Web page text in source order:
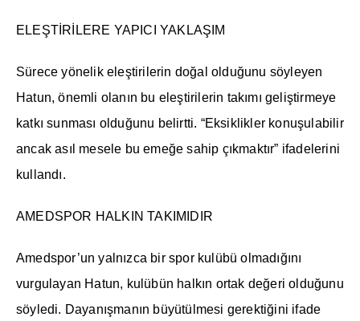
ELEŞTİRİLERE YAPICI YAKLAŞIM
Sürece yönelik eleştirilerin doğal olduğunu söyleyen
Hatun, önemli olanın bu eleştirilerin takımı geliştirmeye
katkı sunması olduğunu belirtti. “Eksiklikler konuşulabilir
ancak asıl mesele bu emeğe sahip çıkmaktır” ifadelerini
kullandı.
AMEDSPOR HALKIN TAKIMIDIR
Amedspor’un yalnızca bir spor kulübü olmadığını
vurgulayan Hatun, kulübün halkın ortak değeri olduğunu
söyledi. Dayanışmanın büyütülmesi gerektiğini ifade